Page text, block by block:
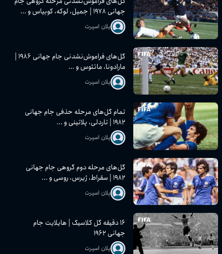
جهانی ۱۹۷۸ | جمیل، لوکه، کوبیاس و ...
پلان اسپرت
گل‌های فراموش‌نشدنی جام جهانی ۱۹۸۶ |
مارادونا، ماتئوس و ...
پلان اسپرت
تمام گل‌های مرحله حذفی جام جهانی
۱۹۸۲ | تاردلی، پلاتینی و ...
پلان اسپرت
گل‌های مرحله دوم گروهی جام جهانی
۱۹۸۲ | سقراط، ژیرس، روسی و ...
پلان اسپرت
۱۶ دقیقه گل کلاسیک | هایلایت جام
جهانی ۱۹۶۲
پلان اسپرت